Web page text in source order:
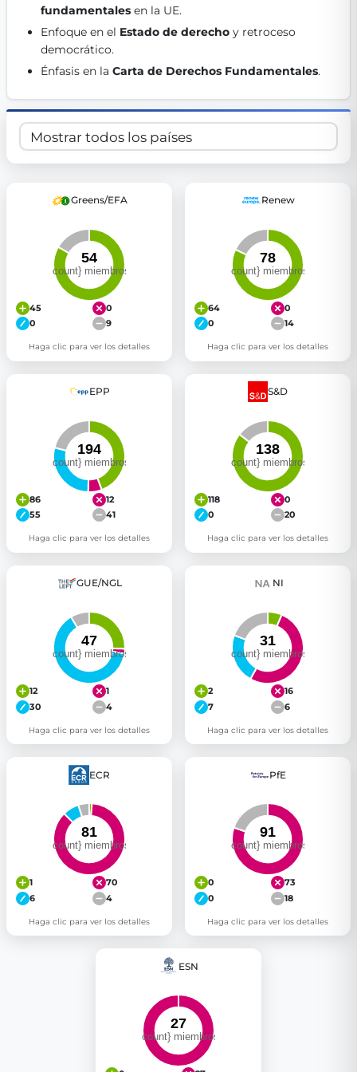
Get Involved
Become a member:
Volunteer:
Support democracy: Help us strengthen accountability
fundamentales en la UE.
Enfoque en el Estado de derecho y retroceso
democrático.
Énfasis en la Carta de Derechos Fundamentales.
Greens/EFA
45
0
0
9
Haga clic para ver los detalles
Renew
64
0
0
14
Haga clic para ver los detalles
EPP
86
12
55
41
Haga clic para ver los detalles
S&D
118
0
0
20
Haga clic para ver los detalles
GUE/NGL
12
1
30
4
Haga clic para ver los detalles
NI
2
16
7
6
Haga clic para ver los detalles
ECR
1
70
6
4
Haga clic para ver los detalles
PfE
0
73
0
18
Haga clic para ver los detalles
ESN